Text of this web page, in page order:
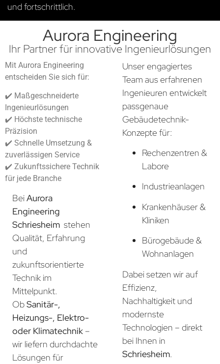
und fortschrittlich.
Aurora Engineering
Ihr Partner für innovative Ingenieurlösungen
Mit Aurora Engineering
entscheiden Sie sich für:
✔️ Maßgeschneiderte
Ingenieurlösungen
✔️ Höchste technische
Präzision
✔️ Schnelle Umsetzung &
zuverlässigen Service
✔️ Zukunftssichere Technik
für jede Branche
BeiAurora
Engineering
Schriesheim stehen
Qualität, Erfahrung
und
zukunftsorientierte
Technik im
Mittelpunkt.
ObSanitär-,
Heizungs-, Elektro-
oder Klimatechnik –
wir liefern durchdachte
Lösungen für
Unser engagiertes
Team aus erfahrenen
Ingenieuren entwickelt
passgenaue
Gebäudetechnik-
Konzepte für:
Rechenzentren &
Labore
Industrieanlagen
Krankenhäuser &
Kliniken
Bürogebäude &
Wohnanlagen
Dabei setzen wir auf
Effizienz,
Nachhaltigkeit und
modernste
Technologien – direkt
bei Ihnen in
Schriesheim.